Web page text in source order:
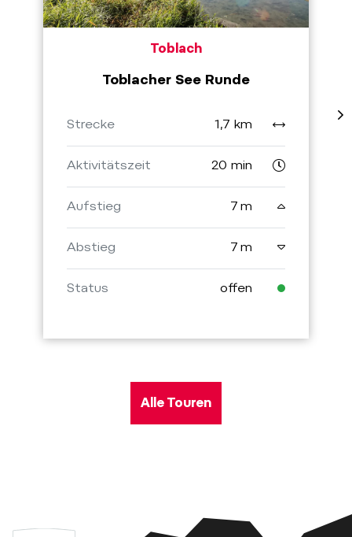
Toblach
Toblacher See Runde
Strecke 1,7 km
Aktivitätszeit 20 min
Aufstieg 7 m
Abstieg 7 m
Status offen
Alle Touren